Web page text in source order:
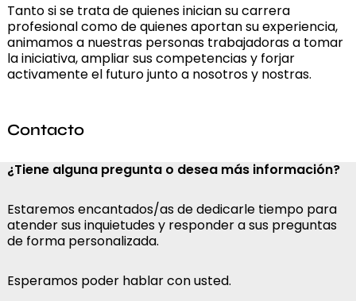
Tanto si se trata de quienes inician su carrera
profesional como de quienes aportan su experiencia,
animamos a nuestras personas trabajadoras a tomar
la iniciativa, ampliar sus competencias y forjar
activamente el futuro junto a nosotros y nostras.
Contacto
¿Tiene alguna pregunta o desea más información?
Estaremos encantados/as de dedicarle tiempo para
atender sus inquietudes y responder a sus preguntas
de forma personalizada.
Esperamos poder hablar con usted.